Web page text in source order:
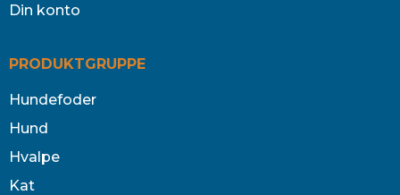
Din konto
PRODUKTGRUPPE
Hundefoder
Hund
Hvalpe
Kat